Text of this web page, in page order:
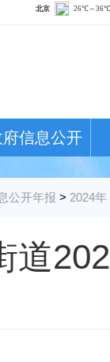
府信息公开
公开年报 > 2024年
道